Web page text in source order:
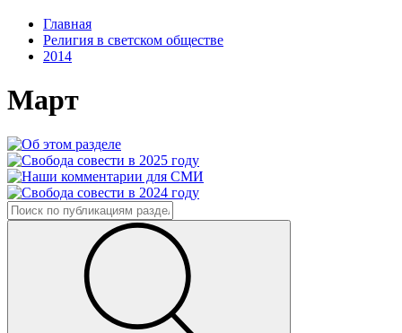
Главная
Религия в светском обществе
2014
Март